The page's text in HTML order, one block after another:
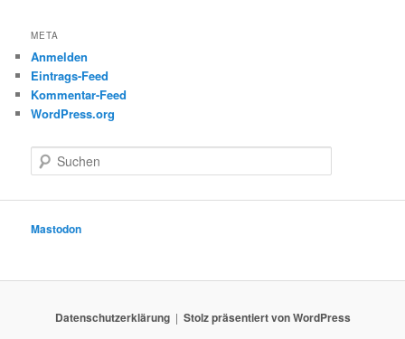
META
Anmelden
Eintrags-Feed
Kommentar-Feed
WordPress.org
u
e
Mastodon
Datenschutzerklärung Stolz präsentiert von WordPress